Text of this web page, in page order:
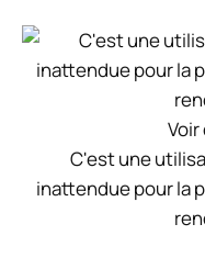
Voir
C'est une
inattendue pour la